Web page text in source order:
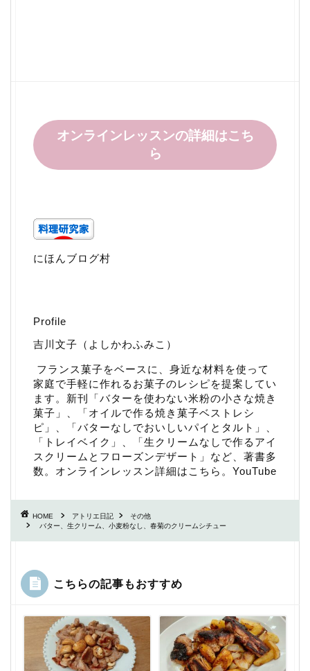
オンラインレッスンの詳細はこち
ら
にほんブログ村
Profile
吉川文子（よしかわふみこ）
フランス菓子をベースに、身近な材料を使って
家庭で手軽に作れるお菓子のレシピを提案してい
ます。新刊「バターを使わない米粉の小さな焼き
菓子 」、「オイルで作る焼き菓子ベストレシ
ピ 」、「バターなしでおいしいパイとタルト 」、
「 トレイベイク 」、「生クリームなしで作るアイ
スクリームとフローズンデザート 」など、著書多
数。 オンラインレッスン詳細はこちら 。 YouTube
HOME アトリエ日記
その他
バター、生クリーム、小麦粉なし、春菊のクリームシチュー
こちらの記事もおすすめ